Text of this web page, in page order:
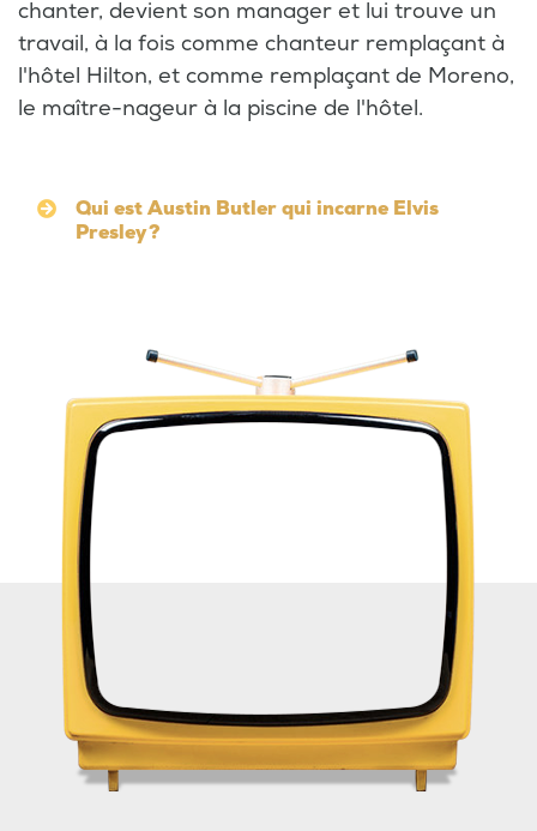
chanter, devient son manager et lui trouve un
travail, à la fois comme chanteur remplaçant à
l'hôtel Hilton, et comme remplaçant de Moreno,
le maître-nageur à la piscine de l'hôtel.
Qui est Austin Butler qui incarne Elvis
Presley ?